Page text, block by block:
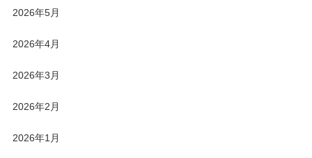
2026年5月
2026年4月
2026年3月
2026年2月
2026年1月